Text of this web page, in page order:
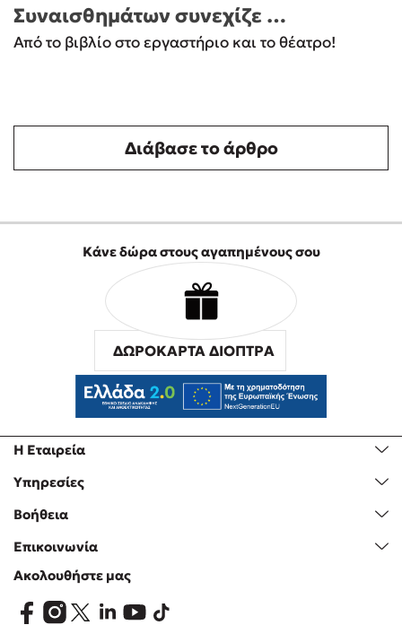
Συναισθημάτων συνεχίζε …
Από το βιβλίο στο εργαστήριο και το θέατρο!
Διάβασε το άρθρο
Η Εταιρεία
Υπηρεσίες
Βοήθεια
Επικοινωνία
Κάνε δώρα στους αγαπημένους σου
ΔΩΡΟΚΑΡΤΑ ΔΙΟΠΤΡΑ
Ακολουθήστε μας